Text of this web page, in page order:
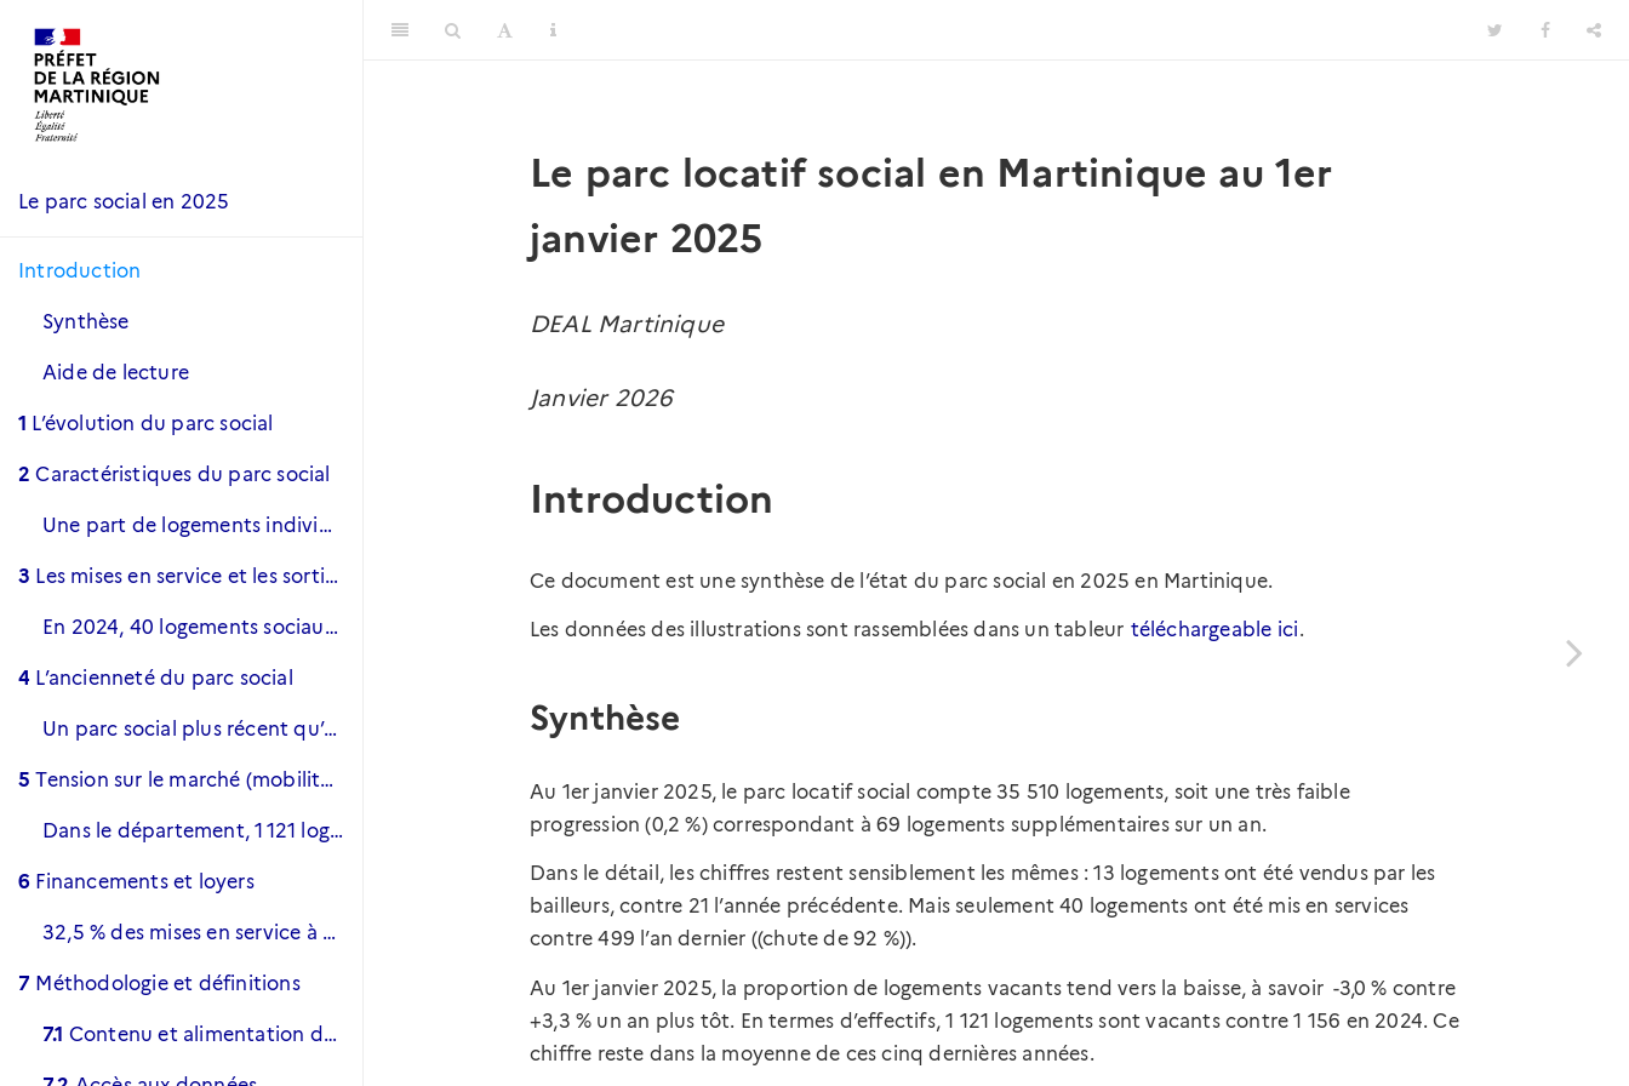
Le parc social en 2025
Introduction
Synthèse
Aide de lecture
1 L’évolution du parc social
2 Caractéristiques du parc social
Une part de logements individuels moindre qu’au niveau national
3 Les mises en service et les sorties
En 2024, 40 logements sociaux ont été mis en service
4 L’ancienneté du parc social
Un parc social plus récent qu’au niveau national
5 Tension sur le marché (mobilité et vacance)
Dans le département, 1 121 logements sont vacants et 685 le sont depuis plus de trois mois.
6 Financements et loyers
32,5 % des mises en service à destination des plus précaires
7 Méthodologie et définitions
7.1 Contenu et alimentation du répertoire
Le parc locatif social en Martinique au 1er
janvier 2025
DEAL Martinique
Janvier 2026
Introduction
Ce document est une synthèse de l’état du parc social en 2025 en Martinique.
Les données des illustrations sont rassemblées dans un tableur téléchargeable ici.
Synthèse
Au 1er janvier 2025, le parc locatif social compte 35 510 logements, soit une très faible
progression (0,2 %) correspondant à 69 logements supplémentaires sur un an.
Dans le détail, les chiffres restent sensiblement les mêmes : 13 logements ont été vendus par les
bailleurs, contre 21 l’année précédente. Mais seulement 40 logements ont été mis en services
contre 499 l’an dernier ((chute de 92 %)).
Au 1er janvier 2025, la proportion de logements vacants tend vers la baisse, à savoir -3,0 % contre
+3,3 % un an plus tôt. En termes d’effectifs, 1 121 logements sont vacants contre 1 156 en 2024. Ce
chiffre reste dans la moyenne de ces cinq dernières années.